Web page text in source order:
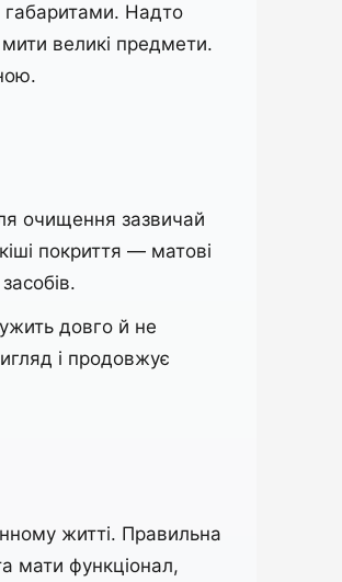
габаритами. Надто
великі предмети.
очищення зазвичай
покриття — матові
довго й не
і продовжує
житті. Правильна
мати функціонал,